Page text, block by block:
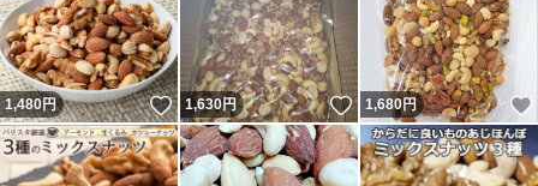
1,480円 いいね！
1,630円 いいね！
1,680円